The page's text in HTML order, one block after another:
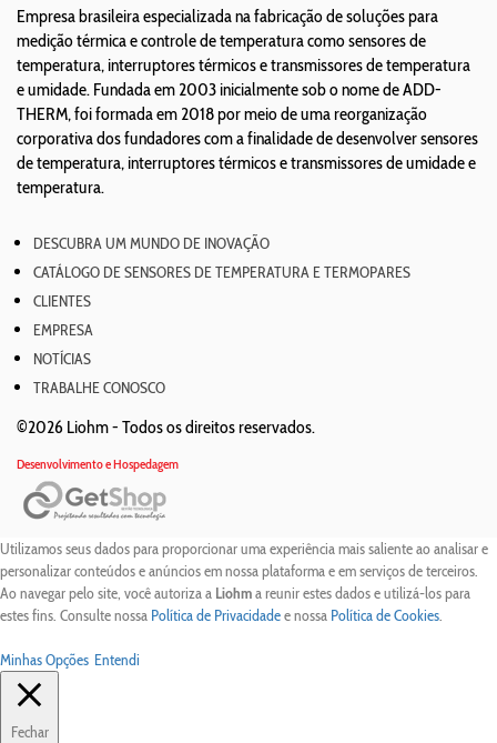
Empresa brasileira especializada na fabricação de soluções para
medição térmica e controle de temperatura como sensores de
temperatura, interruptores térmicos e transmissores de temperatura
e umidade. Fundada em 2003 inicialmente sob o nome de ADD-
THERM, foi formada em 2018 por meio de uma reorganização
corporativa dos fundadores com a finalidade de desenvolver sensores
de temperatura, interruptores térmicos e transmissores de umidade e
temperatura.
DESCUBRA UM MUNDO DE INOVAÇÃO
CATÁLOGO DE SENSORES DE TEMPERATURA E TERMOPARES
CLIENTES
EMPRESA
NOTÍCIAS
TRABALHE CONOSCO
©2026 Liohm - Todos os direitos reservados.
Desenvolvimento e Hospedagem
Utilizamos seus dados para proporcionar uma experiência mais saliente ao analisar e
personalizar conteúdos e anúncios em nossa plataforma e em serviços de terceiros.
Ao navegar pelo site, você autoriza a Liohma reunir estes dados e utilizá-los para
estes fins. Consulte nossa Política de Privacidadee nossa Política de Cookies.
Minhas Opções Entendi
Fechar